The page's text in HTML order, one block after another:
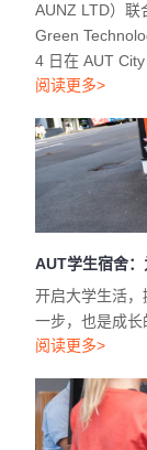
AUNZ LTD）联
Green
4 日在 AUT City
阅读更多>
AUT学生宿舍
开启大学生活
一步，也是成长
阅读更多>